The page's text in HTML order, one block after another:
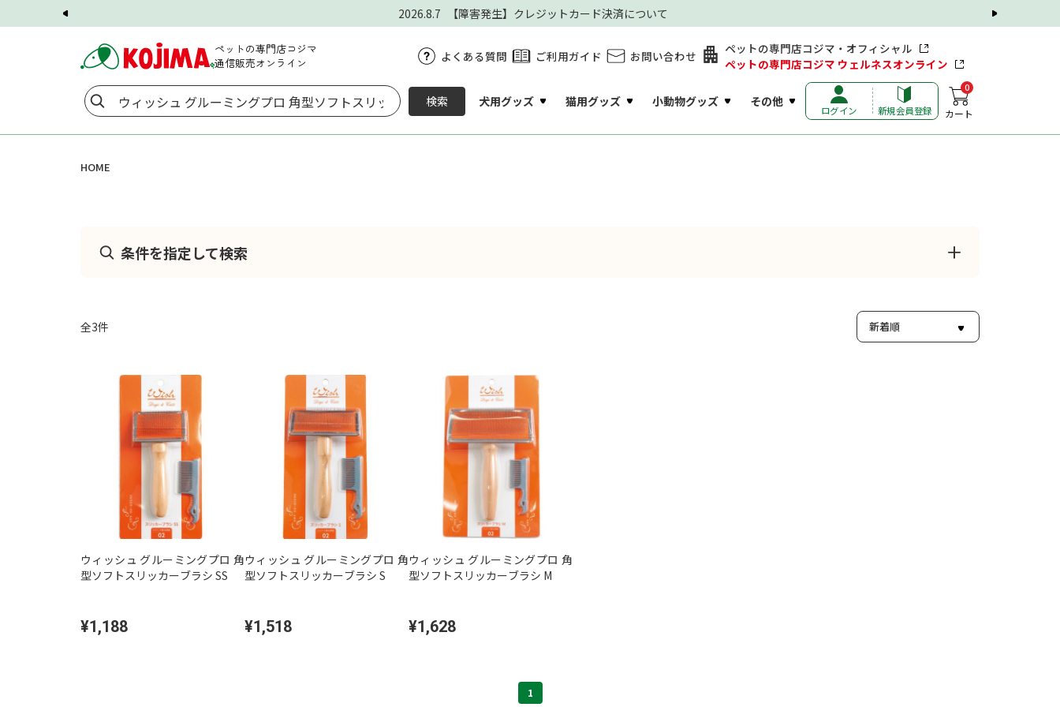
2026.8.7 【障害発生】クレジットカード決済について
ペットの専門店コジマ
通信販売オンライン
よくある質問 ご利用ガイド お問い合わせ
ペットの専門店コジマ・オフィシャル
ペットの専門店コジマ ウェルネスオンライン
検索 犬用グッズ 猫用グッズ 小動物グッズ その他
ログイン 新規会員登録
0
カート
HOME
条件を指定して検索
全3件
ウィッシュ グルーミングプロ 角
型ソフトスリッカーブラシ SS
¥1,188
ウィッシュ グルーミングプロ 角
型ソフトスリッカーブラシ S
¥1,518
ウィッシュ グルーミングプロ 角
型ソフトスリッカーブラシ M
¥1,628
1